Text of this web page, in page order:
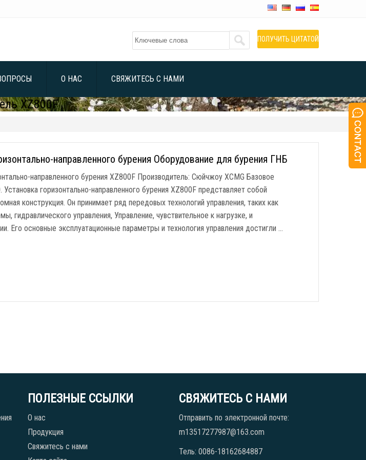
ПОЛУЧИТЬ ЦИТАТОЙ
О НАС СВЯЖИТЕСЬ С НАМИ
XZ800F
направленного бурения Оборудование для бурения ГНБ
направленного бурения XZ800F Производитель: Сюйчжоу XCMG Базовое
горизонтально-направленного бурения XZ800F представляет собой
конструкция. Он принимает ряд передовых технологий управления, таких как
гидравлического управления, Управление, чувствительное к нагрузке, и
Его основные эксплуатационные параметры и технология управления достигли …
ПОЛЕЗНЫЕ ССЫЛКИ
О нас
Продукция
Свяжитесь с нами
СВЯЖИТЕСЬ С НАМИ
Отправить по электронной почте:
m13517277987@163.com
Тель: 0086-18162684887